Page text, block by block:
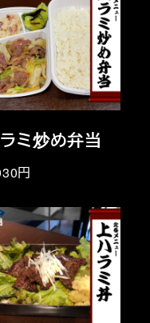
ミ炒め弁当
円